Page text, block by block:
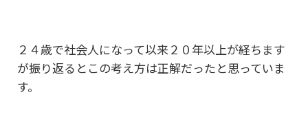
２４歳で社会人になって以来２０年以上が経ちます
が振り返るとこの考え方は正解だったと思っていま
す。